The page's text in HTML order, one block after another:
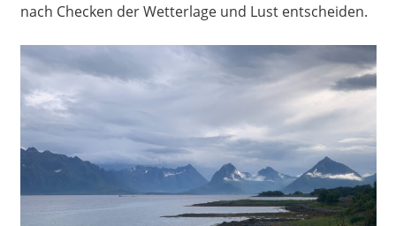
nach Checken der Wetterlage und Lust entscheiden.